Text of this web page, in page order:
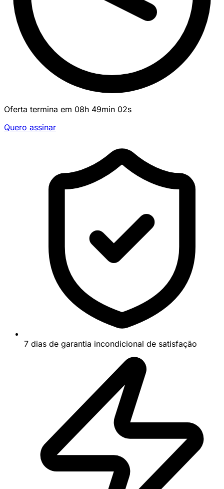
Oferta termina em 08h 49min 02s
Quero assinar
7 dias de garantia incondicional de satisfação